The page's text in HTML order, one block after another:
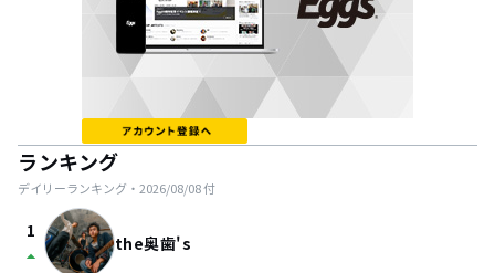
ランキング
デイリーランキング・ 2026/08/08付
1
arrow_drop_up the奥歯's